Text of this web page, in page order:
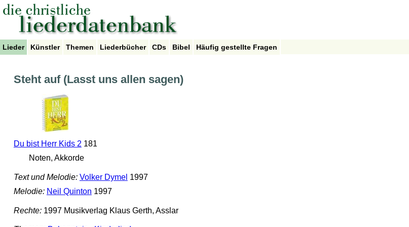
Lieder Künstler Themen Liederbücher CDs Bibel Häufig gestellte Fragen
Steht auf (Lasst uns allen sagen)
Du bist Herr Kids 2181
Noten, Akkorde
Text und Melodie: Volker Dymel 1997
Melodie: Neil Quinton 1997
Rechte:1997 Musikverlag Klaus Gerth, Asslar